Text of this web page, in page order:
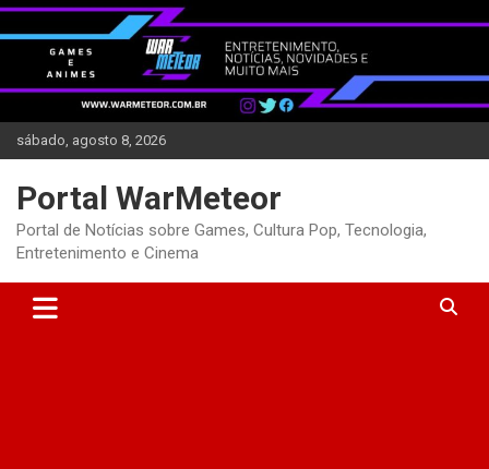
Skip
to
content
sábado, agosto 8, 2026
Portal WarMeteor
Portal de Notícias sobre Games, Cultura Pop, Tecnologia,
Entretenimento e Cinema